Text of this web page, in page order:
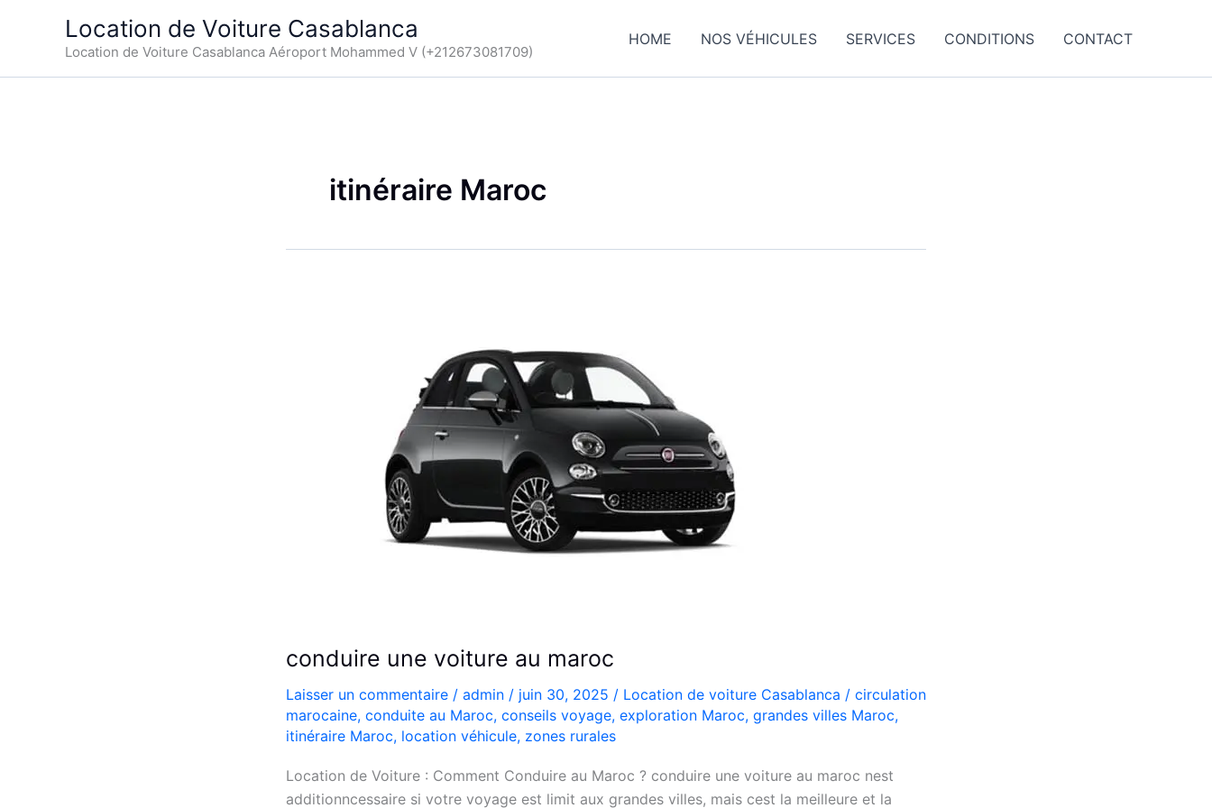
Location de Voiture Casablanca
Location de Voiture Casablanca Aéroport Mohammed V (+212673081709)
HOME NOS VÉHICULES SERVICES CONDITIONS CONTACT
itinéraire Maroc
conduire une voiture au maroc
Laisser un commentaire / admin / juin 30, 2025 / Location de voiture Casablanca / circulation
marocaine, conduite au Maroc, conseils voyage, exploration Maroc, grandes villes Maroc,
itinéraire Maroc, location véhicule, zones rurales
Location de Voiture : Comment Conduire au Maroc ? conduire une voiture au maroc nest
additionncessaire si votre voyage est limit aux grandes villes, mais cest la meilleure et la